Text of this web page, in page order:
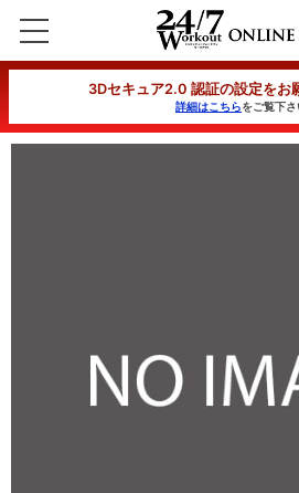
3Dセキュア2.0 認証の設定をお
詳細はこちらをご覧下さ